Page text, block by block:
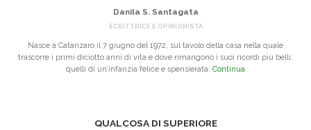
Danila S. Santagata
SCRITTRICE E OPINIONISTA
Nasce a Catanzaro il 7 giugno del 1972, sul tavolo della casa nella quale
trascorre i primi diciotto anni di vita e dove rimangono i suoi ricordi più belli:
quelli di un’infanzia felice e spensierata. Continua
QUALCOSA DI SUPERIORE